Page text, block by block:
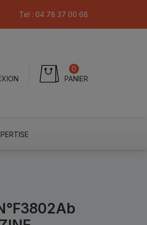
Tel : 04 78 37 00 68
PANIER
0